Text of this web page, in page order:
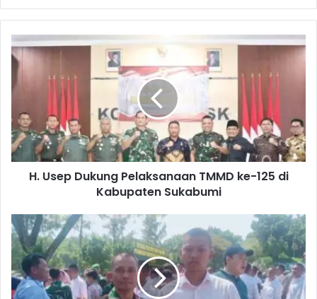
H. Usep Dukung Pelaksanaan TMMD ke-125 di
Kabupaten Sukabumi